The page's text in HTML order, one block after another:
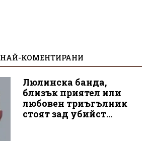
НАЙ-КОМЕНТИРАНИ
Люлинска банда,
близък приятел или
любовен триъгълник
стоят зад убийст...